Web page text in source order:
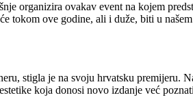
organizira ovakav event na kojem
tokom ove godine, ali i duže, biti u
stigla je na svoju hrvatsku premijeru.
koja donosi novo izdanje već